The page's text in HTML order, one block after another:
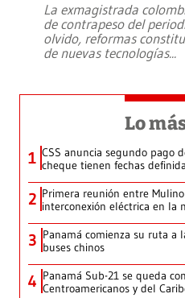
La exmagistrada
de contrapeso del
olvido, reformas
de nuevas tecnologías...
Lo
1 CSS anuncia segundo pago
cheque tienen fechas
2 Primera reunión entre
interconexión eléctrica en la
3 Panamá comienza su ruta a
buses chinos
4 Panamá Sub-21 se queda
Centroamericanos y del